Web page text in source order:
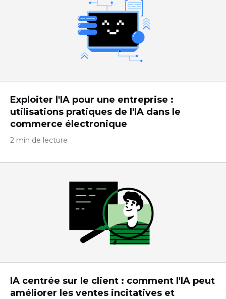
Exploiter l'IA pour une entreprise :
utilisations pratiques de l'IA dans le
commerce électronique
2 min de lecture
IA centrée sur le client : comment l'IA peut
améliorer les ventes incitatives et